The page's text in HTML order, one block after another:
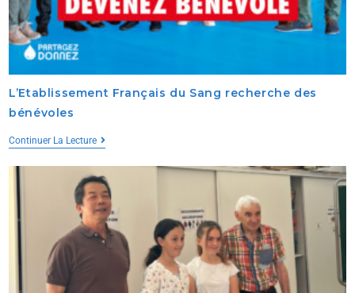
L’Etablissement Français du Sang recherche des
bénévoles
Continuer La Lecture